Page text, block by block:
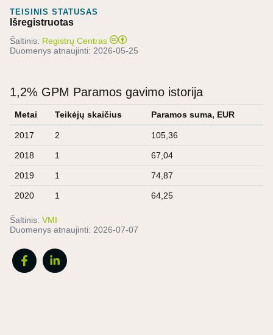
TEISINIS STATUSAS
Išregistruotas
Šaltinis: Registrų Centras
Duomenys atnaujinti: 2026-05-25
1,2% GPM Paramos gavimo istorija
Metai Teikėjų skaičius Paramos suma, EUR
2017 2 105,36
2018 1 67,04
2019 1 74,87
2020 1 64,25
Šaltinis: VMI
Duomenys atnaujinti: 2026-07-07